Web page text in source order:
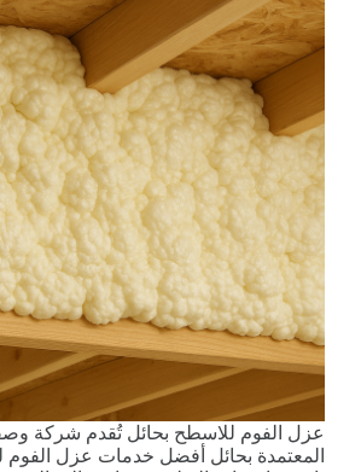
عزل الفوم للاسطح بحائل تُقدم شركة
المعتمدة بحائل أفضل خدمات عزل الفوم